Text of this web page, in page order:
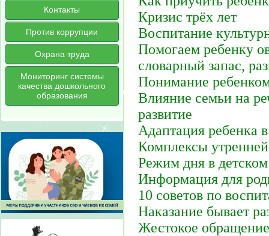
Контакты
Против коррупции
Охрана труда
Мониторинг системы
качества дошкольного
образования
Кризис трёх лет
Воспитание
Помогаем ребенку
словарный запас,
Понимание
Влияние семьи на
развитие
Адаптация ребенка
Комплексы
Режим дня в
Информация для
10 советов по
Наказание бывает
Жестокое